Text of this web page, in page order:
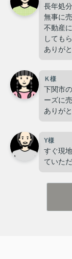
▽▽山陽小野田
山陽小野田市
売却専用サイ
不動産売却をご
い！
売却サイトはこ
2026.07.21
☆東須恵旭が
ョン中！！
長年処
無事に
不動産
しても
ありが
Ｋ様
下関市
ーズに
ありが
Y様
すぐ現
ていた